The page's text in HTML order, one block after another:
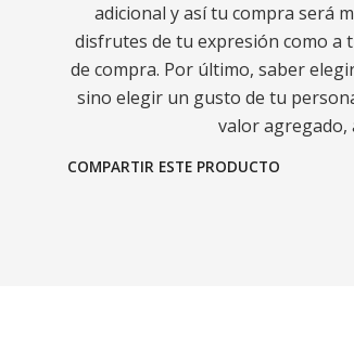
adicional y así tu compra será
disfrutes de tu expresión como a
de compra. Por último, saber
sino elegir un gusto de tu
valor agregado,
COMPARTIR ESTE PRODUCTO